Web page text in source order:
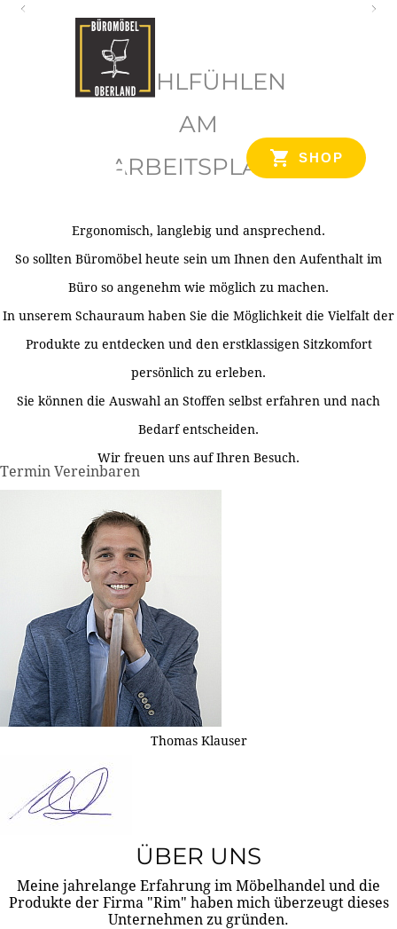
SHOP
WOHLFÜHLEN
AM
ARBEITSPLATZ
Ergonomisch, langlebig und ansprechend.
So sollten Büromöbel heute sein um Ihnen den Aufenthalt im
Büro so angenehm wie möglich zu machen.
In unserem Schauraum haben Sie die Möglichkeit die Vielfalt der
Produkte zu entdecken und den erstklassigen Sitzkomfort
persönlich zu erleben.
Sie können die Auswahl an Stoffen selbst erfahren und nach
Bedarf entscheiden.
Wir freuen uns auf Ihren Besuch.
Termin Vereinbaren
Thomas Klauser
ÜBER UNS
Meine jahrelange Erfahrung im Möbelhandel und die
Produkte der Firma "Rim" haben mich überzeugt dieses
Unternehmen zu gründen.